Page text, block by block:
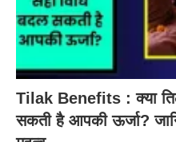
Tilak Benefits : क्या
सकती है आपकी ऊर्जा?